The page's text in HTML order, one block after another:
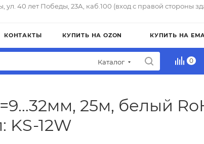
40 лет Победы, 23А, каб.100 (вход с правой стороны
КОНТАКТЫ КУПИТЬ НА OZON КУПИТЬ НА
Каталог 0
25м, белый
KS-12W